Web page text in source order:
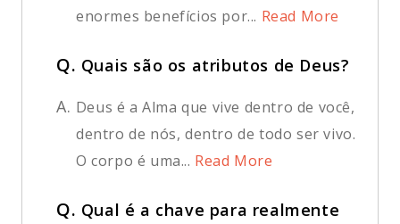
enormes benefícios por... Read More
Q. Quais são os atributos de Deus?
A. Deus é a Alma que vive dentro de você,
dentro de nós, dentro de todo ser vivo.
O corpo é uma... Read More
Q. Qual é a chave para realmente